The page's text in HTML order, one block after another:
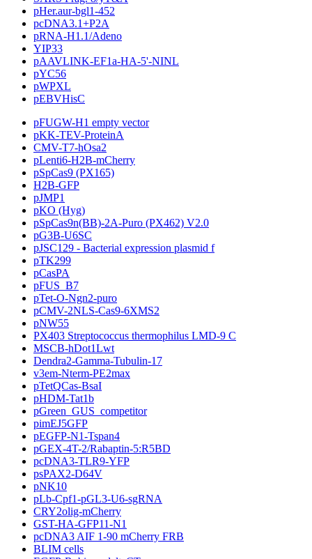
pHer.aur-bgl1-452
pcDNA3.1+P2A
pRNA-H1.1/Adeno
YIP33
pAAVLINK-EF1a-HA-5'-NINL
pYC56
pWPXL
pEBVHisC
pFUGW-H1 empty vector
pKK-TEV-ProteinA
CMV-T7-hOsa2
pLenti6-H2B-mCherry
pSpCas9 (PX165)
H2B-GFP
pJMP1
pKO (Hyg)
pSpCas9n(BB)-2A-Puro (PX462) V2.0
pG3B-U6SC
pJSC129 - Bacterial expression plasmid f
pTK299
pCasPA
pFUS_B7
pTet-O-Ngn2-puro
pCMV-2NLS-Cas9-6XMS2
pNW55
PX403 Streptococcus thermophilus LMD-9 C
MSCB-hDot1Lwt
Dendra2-Gamma-Tubulin-17
v3em-Nterm-PE2max
pTetQCas-BsaI
pHDM-Tat1b
pGreen_GUS_competitor
pimEJ5GFP
pEGFP-N1-Tspan4
pGEX-4T-2/Rabaptin-5:R5BD
pcDNA3-TLR9-YFP
psPAX2-D64V
pNK10
pLb-Cpf1-pGL3-U6-sgRNA
CRY2olig-mCherry
GST-HA-GFP11-N1
pcDNA3 AIF 1-90 mCherry FRB
BLIM cells